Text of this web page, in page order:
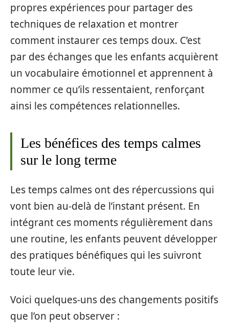
propres expériences pour partager des
techniques de relaxation et montrer
comment instaurer ces temps doux. C’est
par des échanges que les enfants acquièrent
un vocabulaire émotionnel et apprennent à
nommer ce qu’ils ressentaient, renforçant
ainsi les compétences relationnelles.
Les bénéfices des temps calmes
sur le long terme
Les temps calmes ont des répercussions qui
vont bien au-delà de l’instant présent. En
intégrant ces moments régulièrement dans
une routine, les enfants peuvent développer
des pratiques bénéfiques qui les suivront
toute leur vie.
Voici quelques-uns des changements positifs
que l’on peut observer :